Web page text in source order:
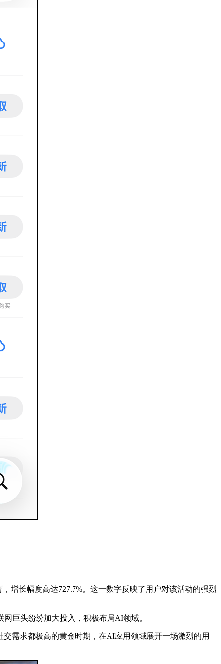
增长幅度高达727.7%。这一数字反映了用户对该活动的强烈
巨头纷纷加大投入，积极布局AI领域。
需求都极高的黄金时期，在AI应用领域展开一场激烈的用